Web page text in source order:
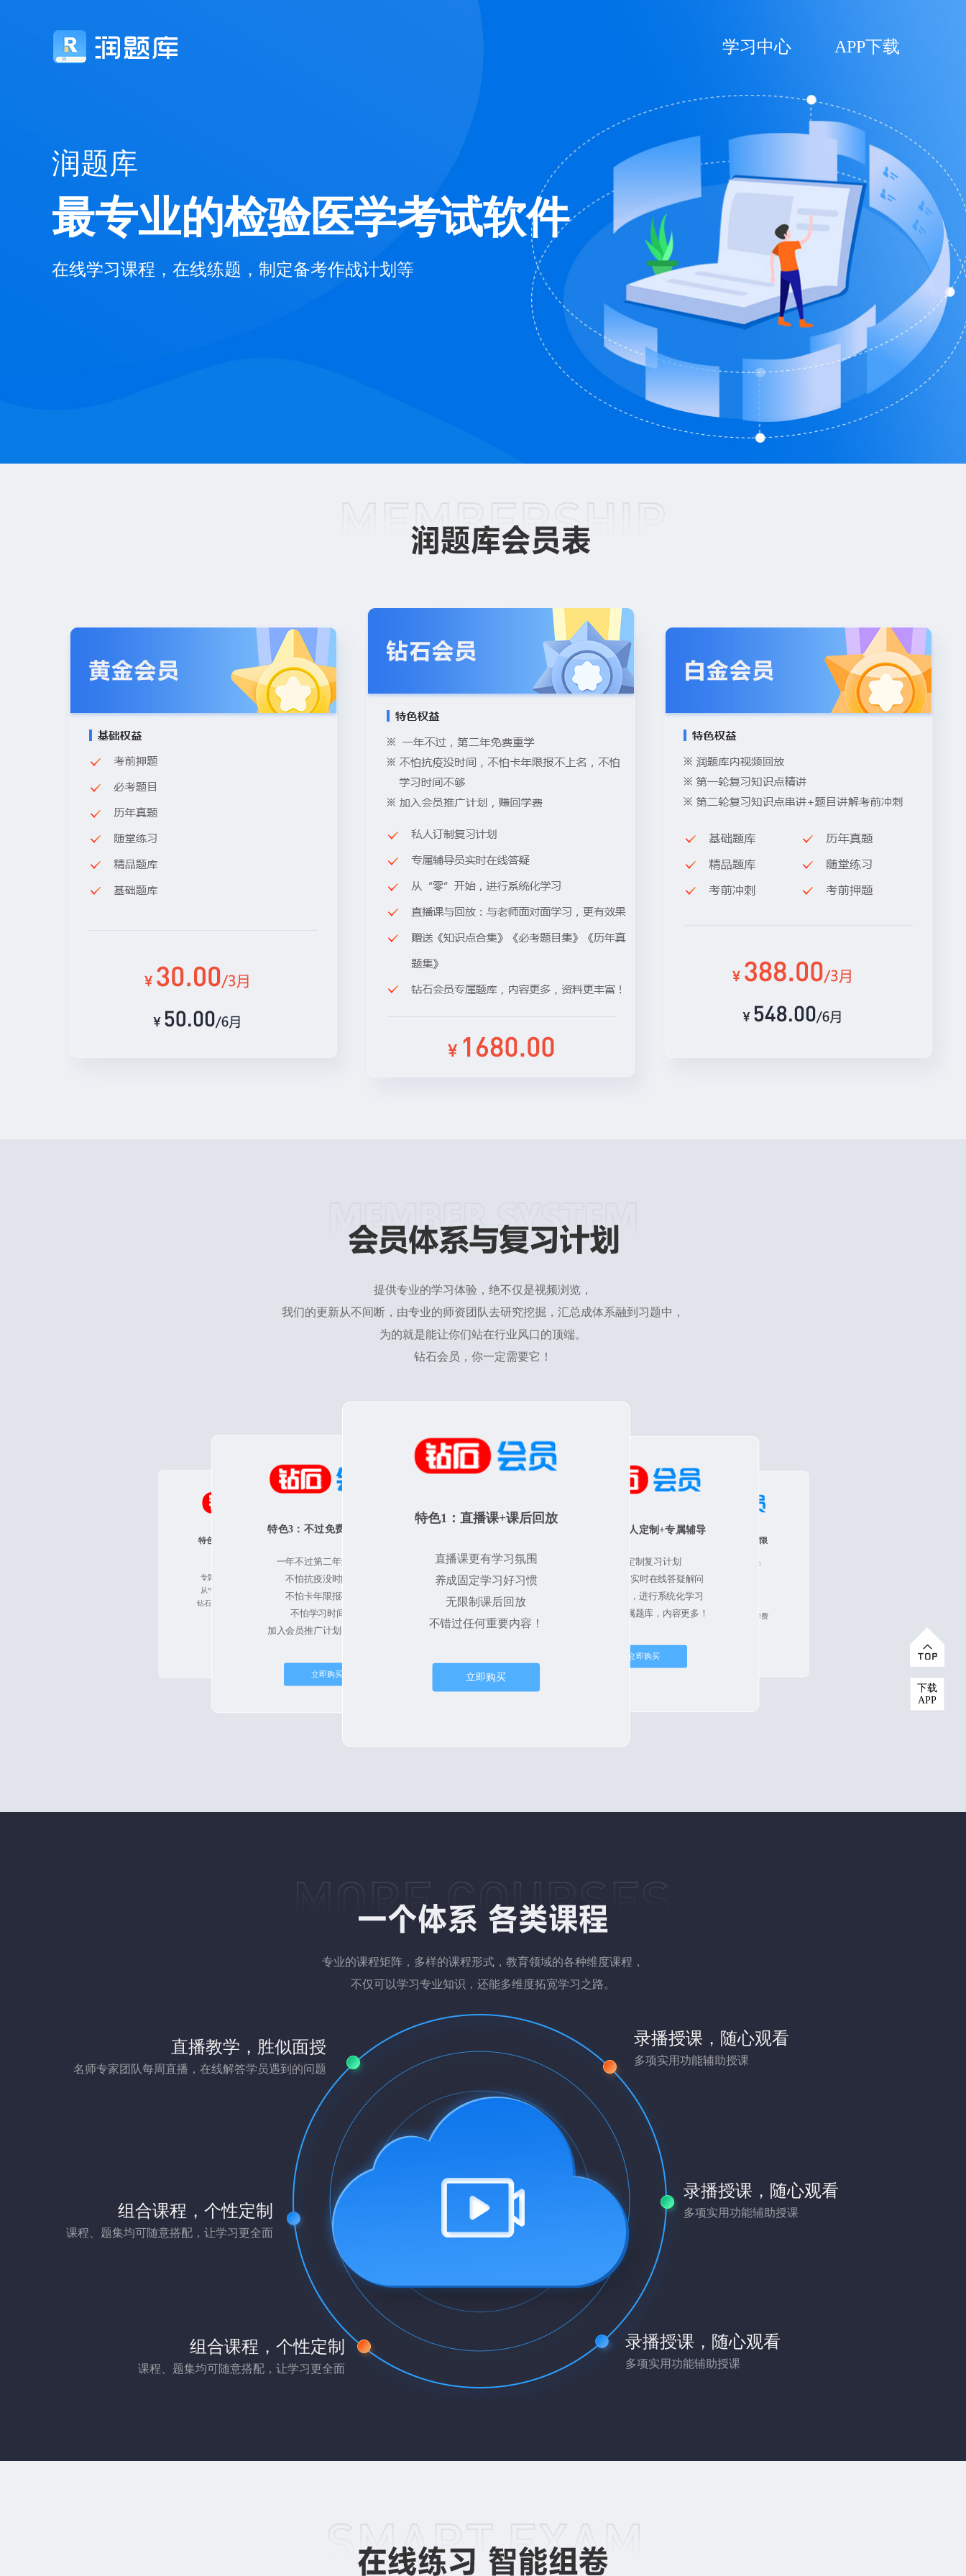
学习中心 APP下载
润题库
最专业的检验医学考试软件
在线学习课程，在线练题，制定备考作战计划等
提供专业的学习体验，绝不仅是视频浏览，
我们的更新从不间断，由专业的师资团队去研究挖掘，汇总成体系融到习题中，
为的就是能让你们站在行业风口的顶端。
钻石会员，你一定需要它！
特色2：私人定制+专属辅导
专属辅导员实时在线答疑解问
从“零”开始，进行系统化学习
钻石会员专属题库，内容更多！
特色3：不过免费延长时限
一年不过第二年免费重学
不怕抗疫没时间学习
不怕卡年限报不上名
不怕学习时间不够
加入会员推广计划，赚回学费
立即购买
特色1：直播课+课后回放
直播课更有学习氛围
养成固定学习好习惯
无限制课后回放
不错过任何重要内容！
立即购买
特色2：私人定制+专属辅导
私人定制复习计划
专属辅导员实时在线答疑解问
从“零”开始，进行系统化学习
钻石会员专属题库，内容更多！
立即购买
特色3：不过免费延长时限
一年不过第二年免费重学
不怕抗疫没时间学习
加入会员推广计划，赚回学费
专业的课程矩阵，多样的课程形式，教育领域的各种维度课程，
不仅可以学习专业知识，还能多维度拓宽学习之路。
直播教学，胜似面授
名师专家团队每周直播，在线解答学员遇到的问题
录播授课，随心观看
多项实用功能辅助授课
录播授课，随心观看
多项实用功能辅助授课
录播授课，随心观看
多项实用功能辅助授课
组合课程，个性定制
课程、题集均可随意搭配，让学习更全面
组合课程，个性定制
课程、题集均可随意搭配，让学习更全面
下载
APP